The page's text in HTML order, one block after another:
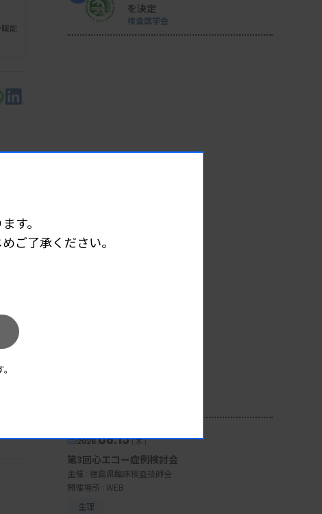
能
を決定
検査医学会
2026.08.13（木）
第3回心エコー症例検討会
主催 : 徳島県臨床検査技師会
開催場所 : WEB
生理
す。
ご了承ください。